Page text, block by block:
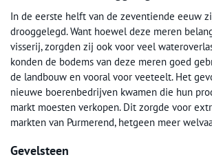
In de eerste helft van de zeventiende eeuw
drooggelegd. Want hoewel deze meren
visserij, zorgden zij ook voor veel
konden de bodems van deze meren goed
de landbouw en vooral voor veeteelt. Het
nieuwe boerenbedrijven kwamen die hun
markt moesten verkopen. Dit zorgde voor
markten van Purmerend, hetgeen meer
Gevelsteen